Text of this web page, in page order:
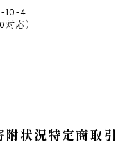
10-4
応）
附状況特定商取